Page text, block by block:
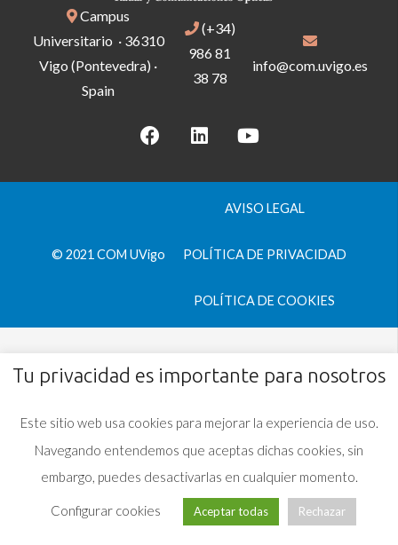
Campus
Universitario · 36310
Vigo (Pontevedra) ·
Spain
(+34)
986 81
38 78
info@com.uvigo.es
© 2021 COM UVigo
AVISO LEGAL
POLÍTICA DE PRIVACIDAD
POLÍTICA DE COOKIES
Tu privacidad es importante para nosotros
Este sitio web usa cookies para mejorar la experiencia de uso.
Navegando entendemos que aceptas dichas cookies, sin
embargo, puedes desactivarlas en cualquier momento.
Configurar cookies Aceptar todas Rechazar